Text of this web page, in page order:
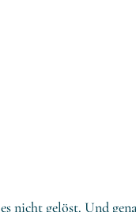
nicht gelöst. Und